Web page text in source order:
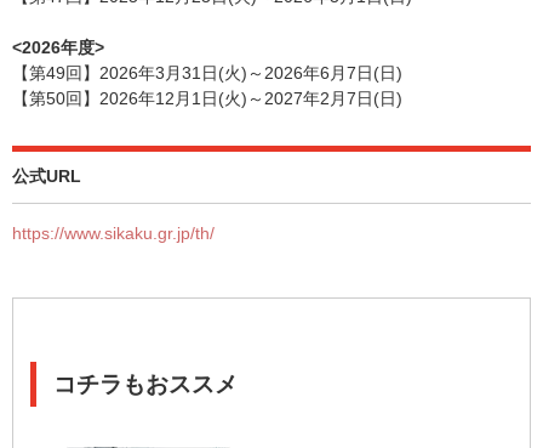
<2026年度>
【第49回】2026年3月31日(火)～2026年6月7日(日)
【第50回】2026年12月1日(火)～2027年2月7日(日)
公式URL
https://www.sikaku.gr.jp/th/
コチラもおススメ